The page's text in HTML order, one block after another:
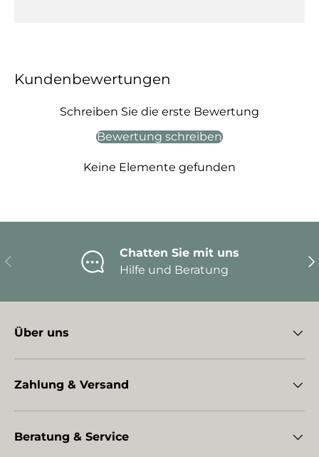
Kundenbewertungen
Schreiben Sie die erste Bewertung
Bewertung schreiben
Keine Elemente gefunden
Vorherige
Chatten Sie mit uns
Hilfe und Beratung
Über uns
Zahlung & Versand
Beratung & Service